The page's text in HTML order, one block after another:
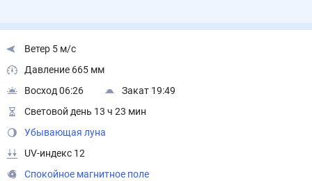
Ветер 5 м/с
Давление 665 мм
Восход 06:26
Закат 19:49
Световой день 13 ч 23 мин
Убывающая луна
UV-индекс 12
Спокойное магнитное поле